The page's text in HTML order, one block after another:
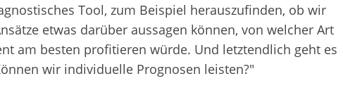
Tool, zum Beispiel herauszufinden, ob wir
etwas darüber aussagen können, von welcher Art
am besten profitieren würde. Und letztendlich geht es
wir individuelle Prognosen leisten?"